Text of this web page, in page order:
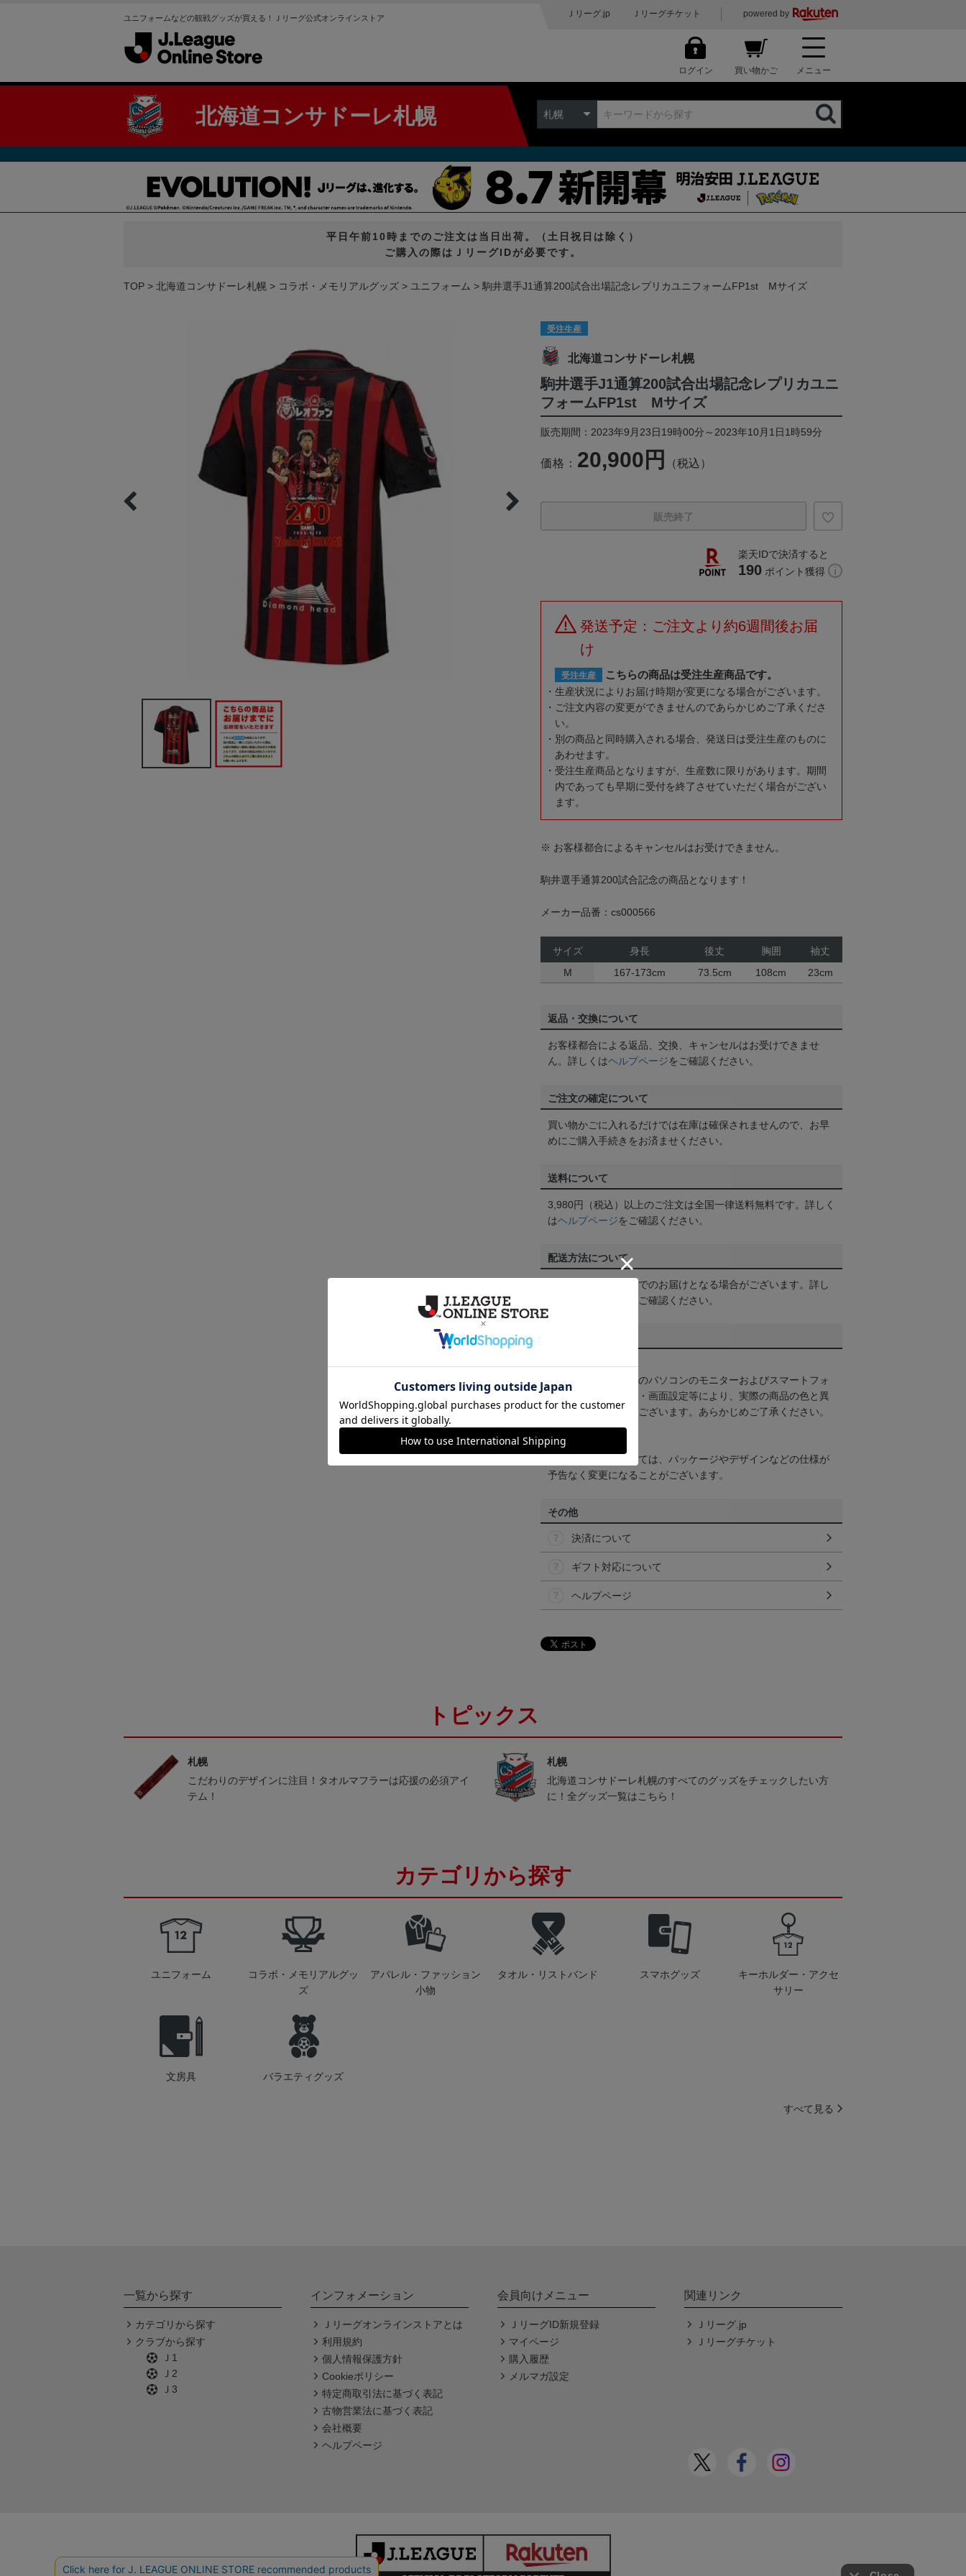
ユニフォームなどの観戦グッズが買える！Ｊリーグ公式オンラインストア Ｊリーグ.jp Ｊリーグチケット powered by
ログイン 買い物かご メニュー
北海道コンサドーレ札幌 札幌
平日午前10時までのご注文は当日出荷。（土日祝日は除く）
ご購入の際はＪリーグIDが必要です。
TOP 北海道コンサドーレ札幌 コラボ・メモリアルグッズ ユニフォーム 駒井選手J1通算200試合出場記念レプリカユニフォームFP1st Mサイズ
受注生産
北海道コンサドーレ札幌
駒井選手J1通算200試合出場記念レプリカユニ
フォームFP1st Mサイズ
販売期間：2023年9月23日19時00分～2023年10月1日1時59分
価格： 20,900円 （税込）
販売終了
楽天IDで決済すると
190 ポイント獲得
発送予定：ご注文より約6週間後お届
け
受注生産 こちらの商品は受注生産商品です。
生産状況によりお届け時期が変更になる場合がございます。
ご注文内容の変更ができませんのであらかじめご了承くださ
い。
別の商品と同時購入される場合、発送日は受注生産のものに
あわせます。
受注生産商品となりますが、生産数に限りがあります。期間
内であっても早期に受付を終了させていただく場合がござい
ます。
※ お客様都合によるキャンセルはお受けできません。
駒井選手通算200試合記念の商品となります！
メーカー品番：cs000566
サイズ 身長 後丈 胸囲
袖丈
M
167-173cm 73.5cm 108cm 23cm
返品・交換について
お客様都合による返品、交換、キャンセルはお受けできませ
ん。詳しくはヘルプページをご確認ください。
ご注文の確定について
買い物かごに入れるだけでは在庫は確保されませんので、お早
めにご購入手続きをお済ませください。
送料について
3,980円（税込）以上のご注文は全国一律送料無料です。詳しく
はヘルプページをご確認ください。
配送方法について
一部商品はメール便でのお届けとなる場合がございます。詳し
をご確認ください。
【カラーについて】
商品画像は、お使いのパソコンのモニターおよびスマートフォ
ンのメーカー・機種・画面設定等により、実際の商品の色と異
なって見える場合がございます。あらかじめご了承ください。
【仕様について】
取り扱い商品によっては、パッケージやデザインなどの仕様が
予告なく変更になることがございます。
その他
決済について
ギフト対応について
ヘルプページ
トピックス
札幌
こだわりのデザインに注目！タオルマフラーは応援の必須アイ
テム！
札幌
北海道コンサドーレ札幌のすべてのグッズをチェックしたい方
に！全グッズ一覧はこちら！
カテゴリから探す
ユニフォーム
コラボ・メモリアルグッ
ズ
アパレル・ファッション
小物
タオル・リストバンド スマホグッズ
キーホルダー・アクセ
サリー
文房具 バラエティグッズ
すべて見る
一覧から探す
カテゴリから探す
クラブから探す
Ｊ1
Ｊ2
Ｊ3
インフォメーション
Ｊリーグオンラインストアとは
利用規約
個人情報保護方針
Cookieポリシー
特定商取引法に基づく表記
古物営業法に基づく表記
会社概要
ヘルプページ
会員向けメニュー
ＪリーグID新規登録
マイページ
購入履歴
メルマガ設定
関連リンク
Ｊリーグ.jp
Ｊリーグチケット